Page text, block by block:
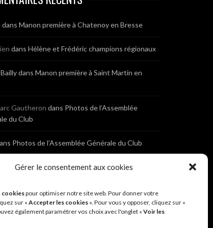
Gérer le consentement aux cookies
cookiespour optimiser notre site web. Pour donner votre
sur « Accepter les cookies ». Pour vous y opposer, cliquez sur «
également paramétrer vos choix avec l'onglet « Voir les
dans Manon première à Chatenoy en Bresse
dans Hélène et Frédéric champions régionaux
dans Manon première à Saint Martin en
Gautheron dans Photos de l’Assemblée
du Club
Photos de l’Assemblée Générale du Club
dansCyclocross de Brochon (21)
dansCyclocross de Brochon (21)
dansDiététique Nutrition 71 – Cécile Guyon